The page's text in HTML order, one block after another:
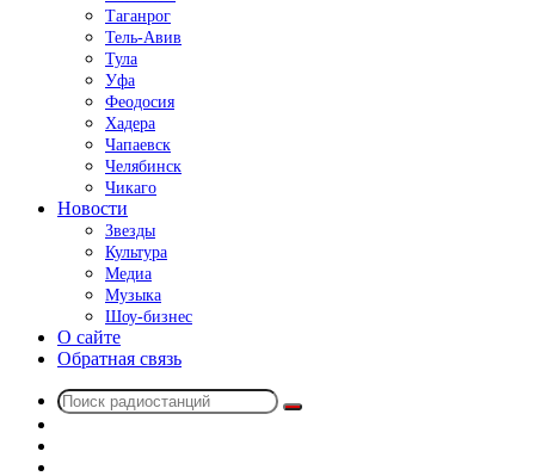
Таганрог
Тель-Авив
Тула
Уфа
Феодосия
Хадера
Чапаевск
Челябинск
Чикаго
Новости
Звезды
Культура
Медиа
Музыка
Шоу-бизнес
О сайте
Обратная связь
Поиск